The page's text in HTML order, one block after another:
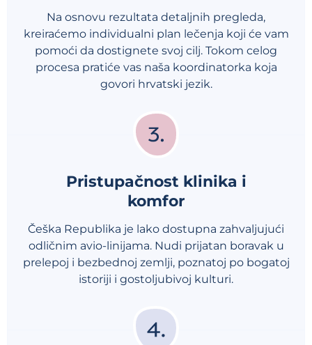
Na osnovu rezultata detaljnih pregleda,
kreiraćemo individualni plan lečenja koji će vam
pomoći da dostignete svoj cilj. Tokom celog
procesa pratiće vas naša koordinatorka koja
govori hrvatski jezik.
Pristupačnost klinika i
komfor
Češka Republika je lako dostupna zahvaljujući
odličnim avio-linijama. Nudi prijatan boravak u
prelepoj i bezbednoj zemlji, poznatoj po bogatoj
istoriji i gostoljubivoj kulturi.